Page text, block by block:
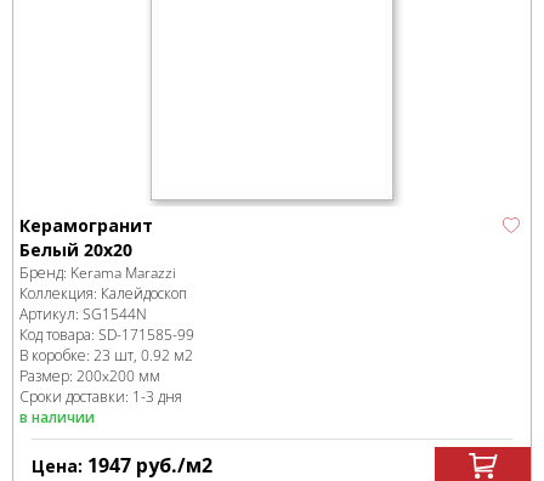
Керамогранит
Белый 20x20
Бренд: Kerama Marazzi
Коллекция: Калейдоскоп
Артикул: SG1544N
Код товара: SD-171585-99
В коробке: 23 шт, 0.92 м2
Размер: 200x200 мм
Сроки доставки: 1-3 дня
в наличии
Цена: 1947 руб./м2